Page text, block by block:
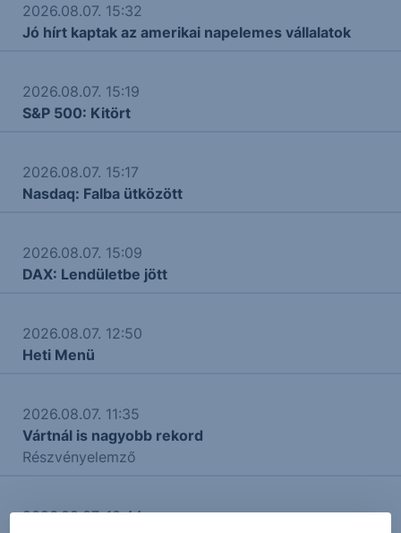
2026.08.07. 15:32
Jó hírt kaptak az amerikai napelemes vállalatok
2026.08.07. 15:19
S&P 500: Kitört
2026.08.07. 15:17
Nasdaq: Falba ütközött
2026.08.07. 15:09
DAX: Lendületbe jött
2026.08.07. 12:50
Heti Menü
2026.08.07. 11:35
Vártnál is nagyobb rekord
Részvényelemző
2026.08.07. 10:44